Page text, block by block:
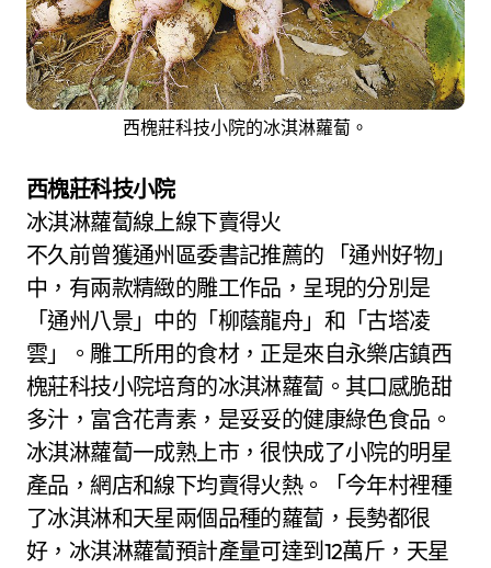
西槐莊科技小院的冰淇淋蘿蔔。
西槐莊科技小院
冰淇淋蘿蔔線上線下賣得火
不久前曾獲通州區委書記推薦的 「通州好物」
中，有兩款精緻的雕工作品，呈現的分別是
「通州八景」中的「柳蔭龍舟」和「古塔凌
雲」。雕工所用的食材，正是來自永樂店鎮西
槐莊科技小院培育的冰淇淋蘿蔔。其口感脆甜
多汁，富含花青素，是妥妥的健康綠色食品。
冰淇淋蘿蔔一成熟上市，很快成了小院的明星
產品，網店和線下均賣得火熱。「今年村裡種
了冰淇淋和天星兩個品種的蘿蔔，長勢都很
好，冰淇淋蘿蔔預計產量可達到12萬斤，天星